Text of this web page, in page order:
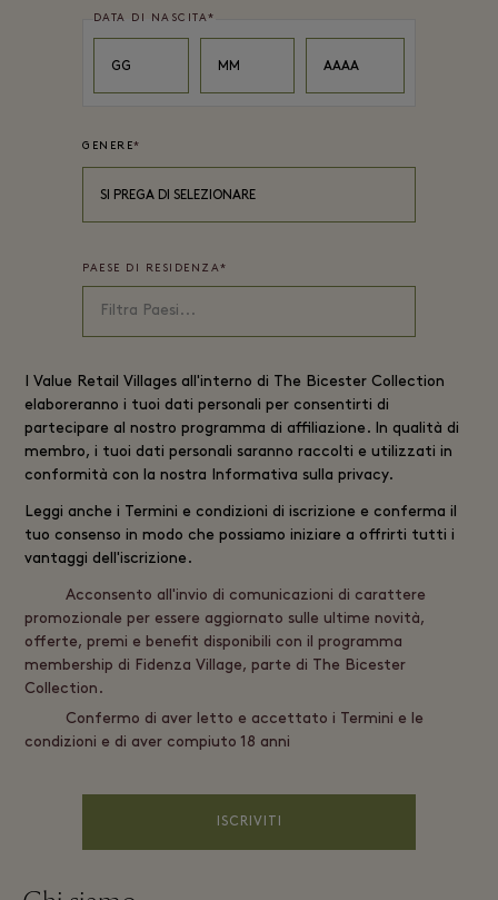
DATA DI NASCITA*
Day
GG
Month
MM
Year
AAAA
GENERE*
SI PREGA DI SELEZIONARE
PAESE DI RESIDENZA*
IValue Retail Villages all'interno di The Bicester Collection
elaboreranno i tuoi dati personali per consentirti di
partecipare al nostro programma di affiliazione. In qualità di
membro, i tuoi dati personali saranno raccolti e utilizzati in
conformità con la nostra Informativa sulla privacy.
Leggi anche i Termini e condizioni di iscrizione e conferma il
tuo consenso in modo che possiamo iniziare a offrirti tutti i
vantaggi dell'iscrizione.
Acconsento all'invio di comunicazioni di carattere
promozionale per essere aggiornato sulle ultime novità,
offerte, premi e benefit disponibili con il programma
membership di Fidenza Village, parte di The Bicester
Collection.
Confermo di aver letto e accettato i Termini e le
condizioni e di aver compiuto 18 anni
ISCRIVITI